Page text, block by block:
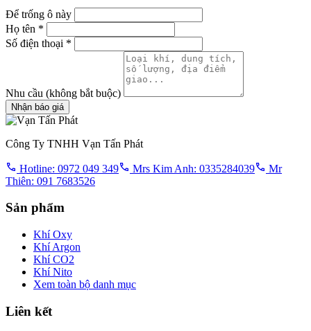
Để trống ô này
Họ tên *
Số điện thoại *
Nhu cầu (không bắt buộc)
Nhận báo giá
Công Ty TNHH Vạn Tấn Phát
Hotline: 0972 049 349 Mrs Kim Anh: 0335284039
Mr
Thiên: 091 7683526
Sản phẩm
Khí Oxy
Khí Argon
Khí CO2
Khí Nito
Xem toàn bộ danh mục
Liên kết